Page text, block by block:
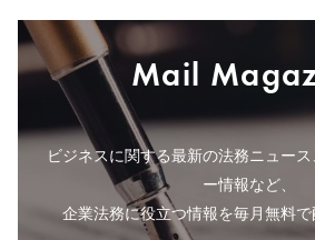
Mail
ビジネスに関する最新の法務ニュー
ー情報など、
企業法務に役立つ情報を毎月無料で